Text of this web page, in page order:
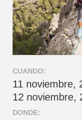
CUANDO:
11 noviembre,
12 noviembre,
DONDE: